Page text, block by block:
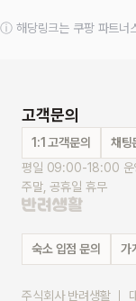
ⓘ 해당링크는 쿠팡 파트너
고객문의
1:1 고객문의
채팅
평일 09:00-18:00 운
주말, 공휴일 휴무
숙소 입점 문의 가
주식회사 반려생활 ｜